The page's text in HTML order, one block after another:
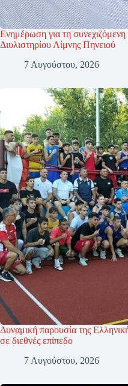
Ενημέρωση για τη συνεχιζόμενη
Διυλιστηρίου Λίμνης Πηνειού
7 Αυγούστου, 2026
Δυναμική παρουσία της
σε διεθνές επίπεδο
7 Αυγούστου, 2026